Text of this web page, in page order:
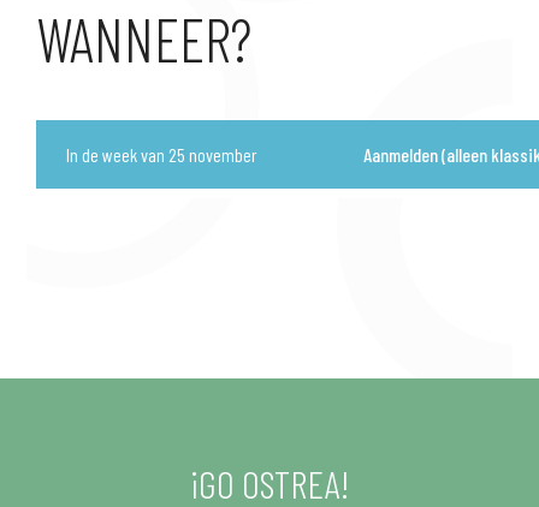
WANNEER?
In de week van 25 november Aanmelden (alleen
¡GO OSTREA!